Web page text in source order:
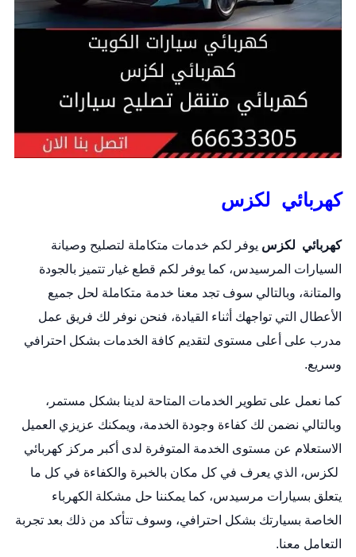
كهربائي لكزس
كهربائي لكزس يوفر لكم خدمات متكاملة لتصليح وصيانة
السيارات المرسيدس، كما يوفر لكم قطع غيار تتميز بالجودة
والمتانة، وبالتالي سوف تجد معنا خدمة متكاملة لحل جميع
الأعطال التي تواجهك أثناء القيادة، فنحن نوفر لك فريق عمل
مدرب على أعلى مستوى لتقديم كافة الخدمات بشكل احترافي
وسريع.
كما نعمل على تطوير الخدمات المتاحة لدينا بشكل مستمر،
وبالتالي نضمن لك كفاءة وجودة الخدمة، ويمكنك عزيزي العميل
الاستعلام عن مستوى الخدمة المتوفرة لدى أكبر مركز كهربائي
لكزس، الذي يعرف في كل مكان بالخبرة والكفاءة في كل ما
يتعلق بسيارات مرسيدس، كما يمكننا حل مشكلة الكهرباء
الخاصة بسيارتك بشكل احترافي، وسوف تتأكد من ذلك بعد تجربة
التعامل معنا.